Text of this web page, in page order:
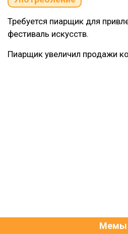
Требуется пиарщик для
фестиваль искусств.
Пиарщик увеличил продажи
Мемы